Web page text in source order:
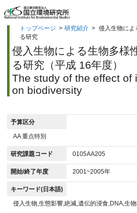
トップページ > 研究紹介 > 侵入生物によ
る研究
侵入生物による生物多様
る研究（平成 16年度）
The study of the effect of
on biodiversity
予算区分
AA 重点特別
研究課題コード 0105AA205
開始/終了年度 2001~2005年
キーワード(日本語)
侵入生物,生態影響,絶滅,遺伝的浸食,DNA,生